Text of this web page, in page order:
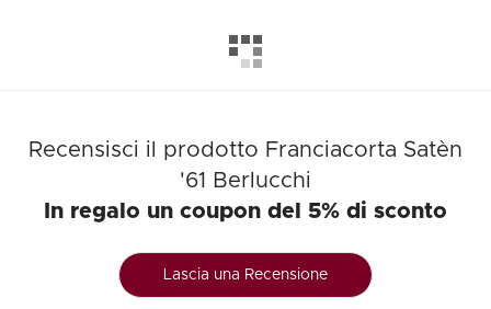
Recensisci il prodotto Franciacorta Satèn
'61 Berlucchi
In regalo un coupon del 5% di sconto
Lascia una Recensione